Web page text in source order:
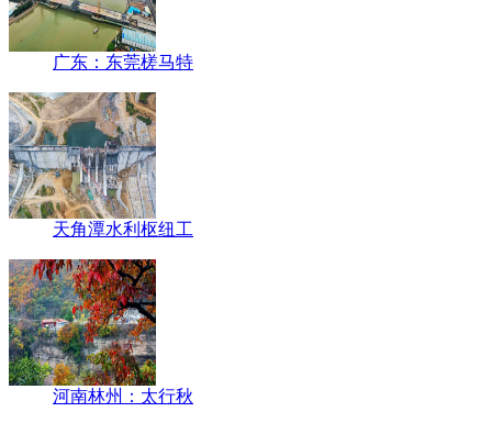
广东：东莞槎马特
天角潭水利枢纽工
河南林州：太行秋